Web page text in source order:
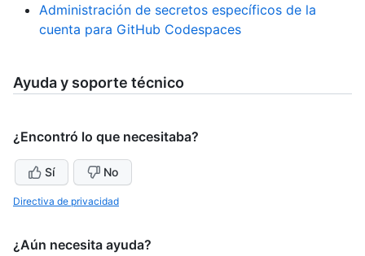
Administración de secretos específicos de la
cuenta para GitHub Codespaces
Ayuda y soporte técnico
¿Encontró lo que necesitaba?
Sí No
Directiva de privacidad
¿Aún necesita ayuda?